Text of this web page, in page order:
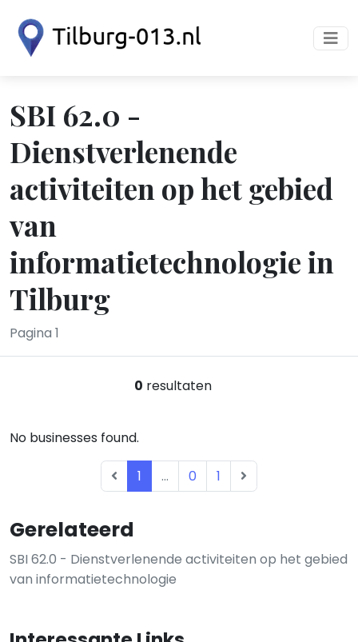
SBI 62.0 -
Dienstverlenende
activiteiten op het gebied
van
informatietechnologie in
Tilburg
Pagina 1
Gerelateerd
SBI 62.0 - Dienstverlenende activiteiten op het gebied
van informatietechnologie
0 resultaten
No businesses found.
1 ... 0 1